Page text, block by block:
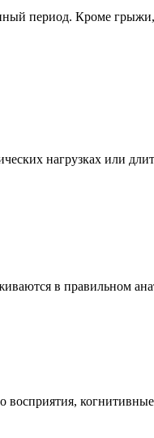
период. Кроме
нагрузках или
в правильном